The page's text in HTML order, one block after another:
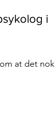
i
at det nok